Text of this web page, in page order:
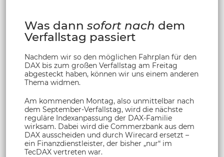
Was dann sofort nach dem
Verfallstag passiert
Nachdem wir so den möglichen Fahrplan für den
DAX bis zum großen Verfallstag am Freitag
abgesteckt haben, können wir uns einem anderen
Thema widmen.
Am kommenden Montag, also unmittelbar nach
dem September-Verfallstag, wird die nächste
reguläre Indexanpassung der DAX-Familie
wirksam. Dabei wird die Commerzbank aus dem
DAX ausscheiden und durch Wirecard ersetzt –
ein Finanzdienstleister, der bisher „nur“ im
TecDAX vertreten war.